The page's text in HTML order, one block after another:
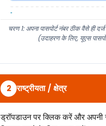
चरण 1: अपना पासपोर्ट नंबर ठीक वैसे ही
(उदाहरण के लिए, यूएस
2 राष्ट्रीयता / क्षेत्र
ड्रॉपडाउन पर क्लिक करें और अपनी